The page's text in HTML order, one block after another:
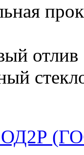
отлив